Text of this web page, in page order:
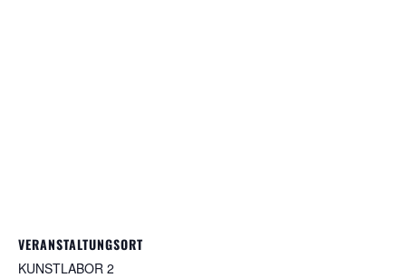
VERANSTALTUNGSORT
KUNSTLABOR 2